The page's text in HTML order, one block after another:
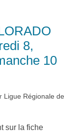
8,
10
Ligue Régionale de
sur la fiche